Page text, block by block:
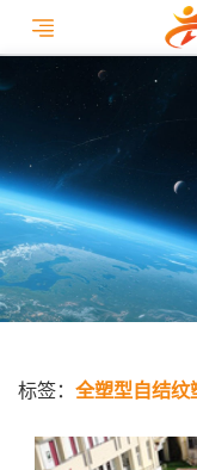
标签： 全塑型自结纹